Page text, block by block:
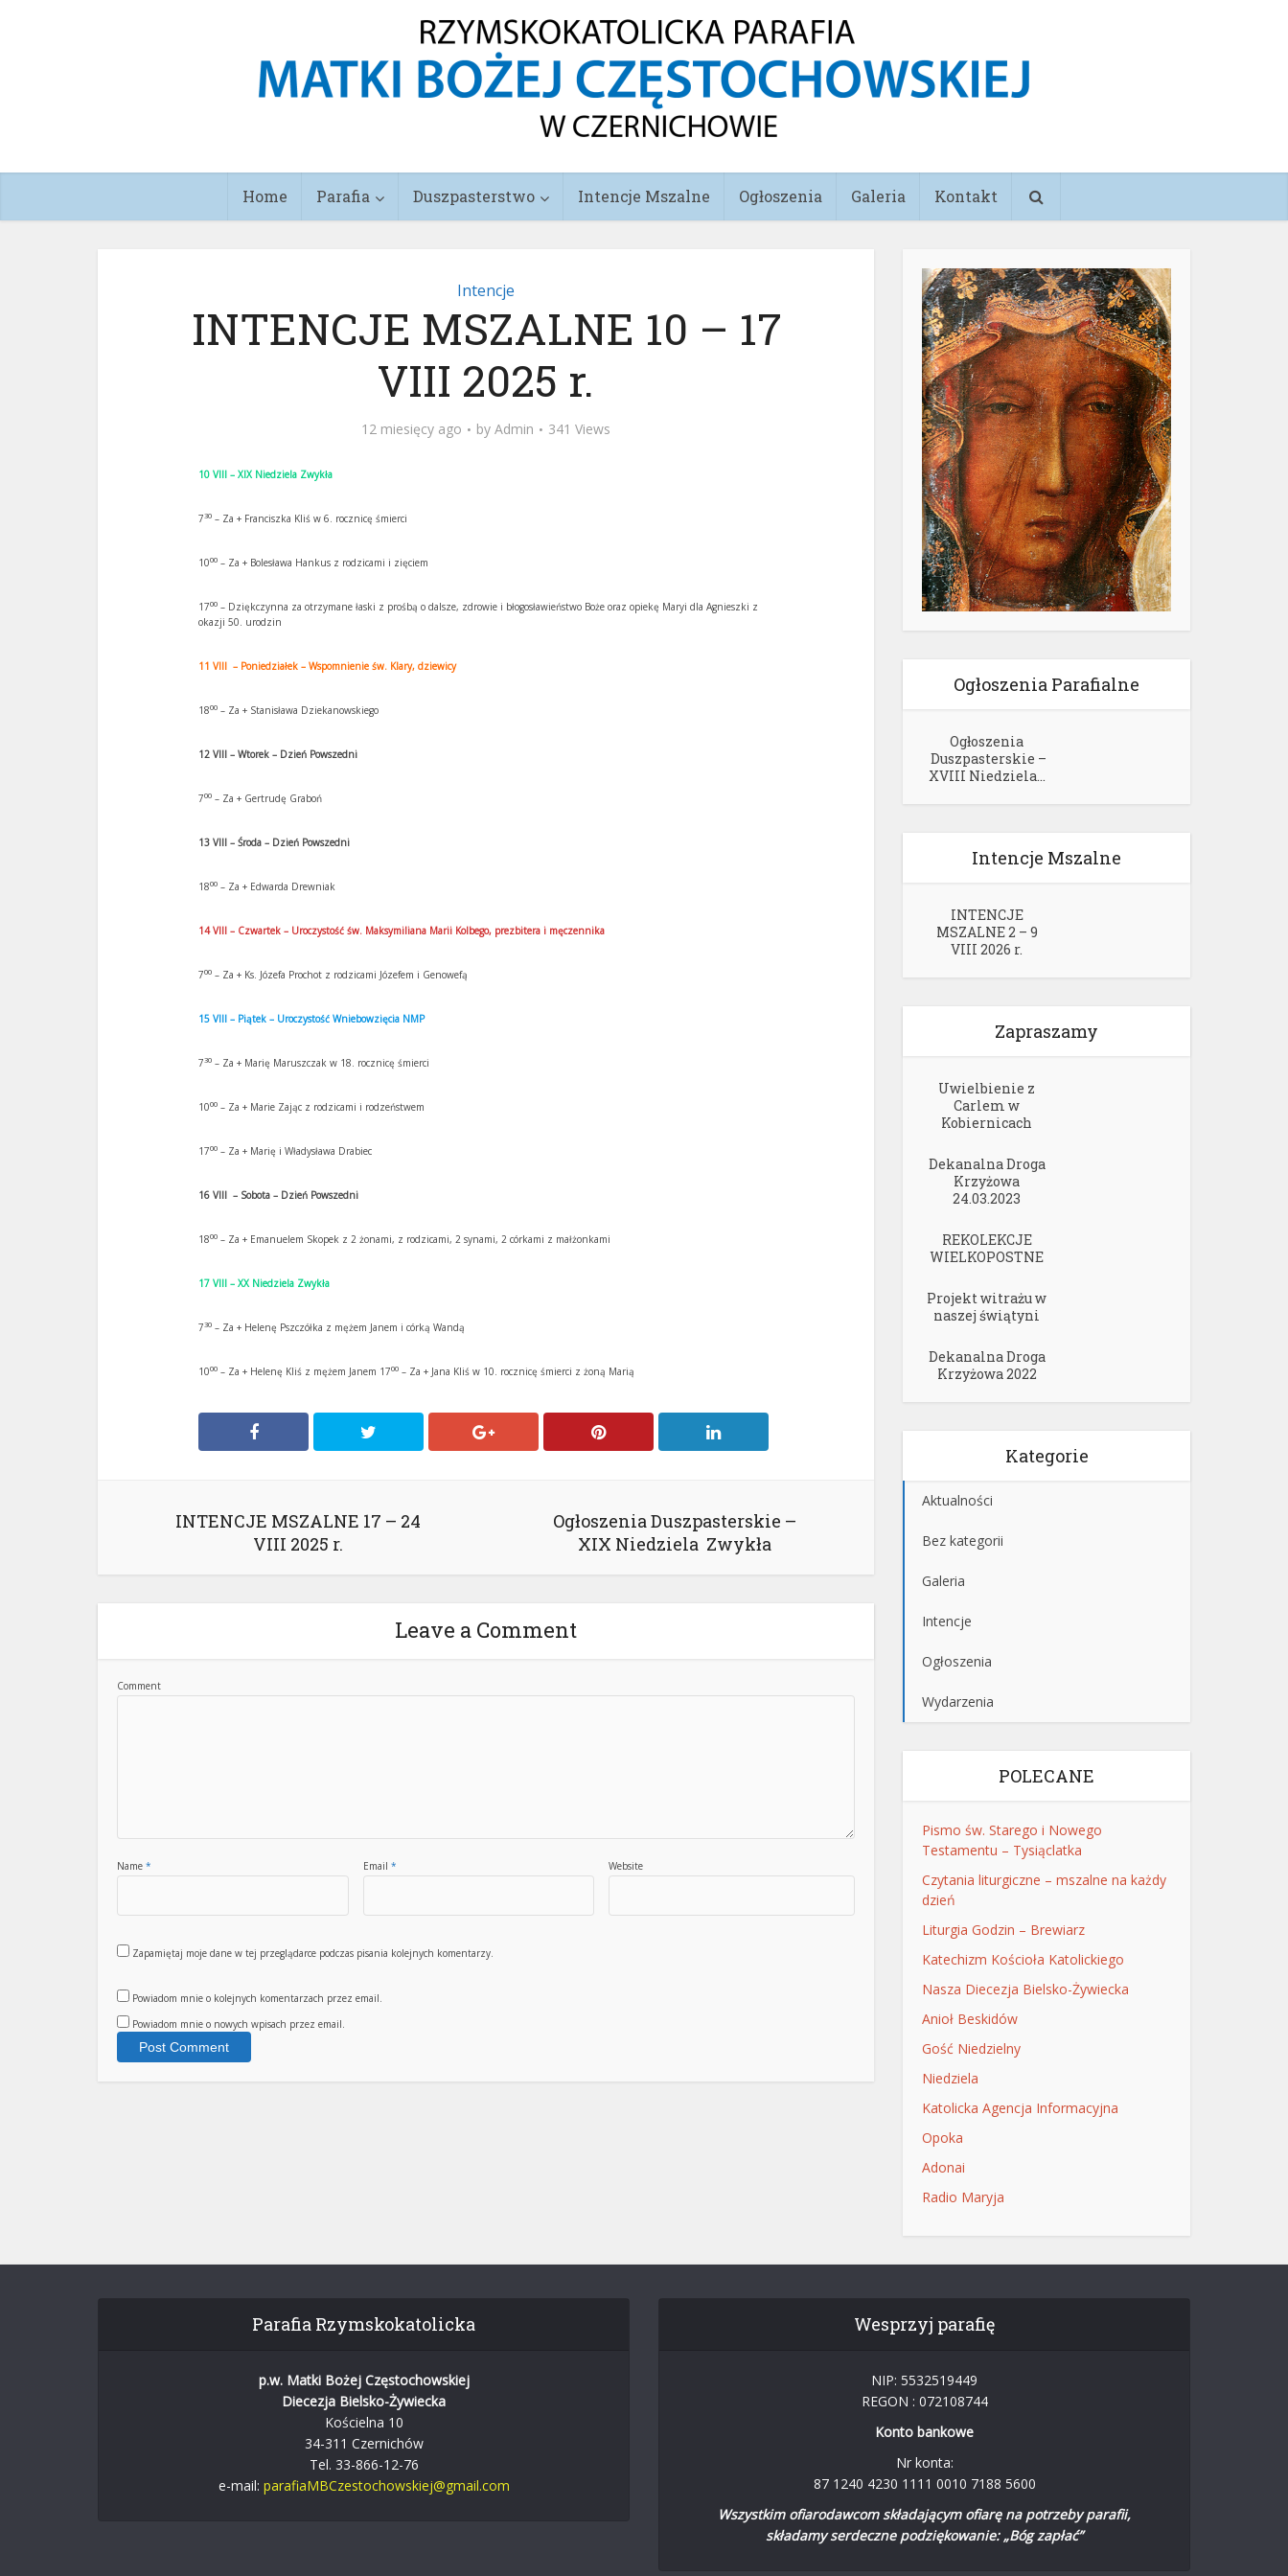
Home Parafia Duszpasterstwo Intencje Mszalne Ogłoszenia Galeria Kontakt
Intencje
INTENCJE MSZALNE 10 – 17
VIII 2025 r.
12 miesięcy ago by Admin 341 Views
10 VIII – XIX Niedziela Zwykła
730 – Za + Franciszka Kliś w 6. rocznicę śmierci
1000 – Za + Bolesława Hankus z rodzicami i zięciem
1700 – Dziękczynna za otrzymane łaski z prośbą o dalsze, zdrowie i błogosławieństwo Boże oraz opiekę Maryi dla Agnieszki z
okazji 50. urodzin
11 VIII – Poniedziałek – Wspomnienie św. Klary, dziewicy
1800 – Za + Stanisława Dziekanowskiego
12 VIII – Wtorek – Dzień Powszedni
700 – Za + Gertrudę Graboń
13 VIII – Środa – Dzień Powszedni
1800 – Za + Edwarda Drewniak
14 VIII – Czwartek – Uroczystość św. Maksymiliana Marii Kolbego, prezbitera i męczennika
700 – Za + Ks. Józefa Prochot z rodzicami Józefem i Genowefą
15 VIII – Piątek – Uroczystość Wniebowzięcia NMP
730 – Za + Marię Maruszczak w 18. rocznicę śmierci
1000 – Za + Marie Zając z rodzicami i rodzeństwem
1700 – Za + Marię i Władysława Drabiec
16 VIII – Sobota – Dzień Powszedni
1800 – Za + Emanuelem Skopek z 2 żonami, z rodzicami, 2 synami, 2 córkami z małżonkami
17 VIII – XX Niedziela Zwykła
730 – Za + Helenę Pszczółka z mężem Janem i córką Wandą
1000 – Za + Helenę Kliś z mężem Janem 1700 – Za + Jana Kliś w 10. rocznicę śmierci z żoną Marią
INTENCJE MSZALNE 17 – 24
VIII 2025 r.
Ogłoszenia Duszpasterskie –
XIX Niedziela Zwykła
Leave a Comment
Comment
Name * Email * Website
Zapamiętaj moje dane w tej przeglądarce podczas pisania kolejnych komentarzy.
Powiadom mnie o kolejnych komentarzach przez email.
Powiadom mnie o nowych wpisach przez email.
Ogłoszenia Parafialne
Ogłoszenia
Duszpasterskie –
XVIII Niedziela...
Intencje Mszalne
INTENCJE
MSZALNE 2 – 9
VIII 2026 r.
Zapraszamy
Uwielbienie z
Carlem w
Kobiernicach
Dekanalna Droga
Krzyżowa
24.03.2023
REKOLEKCJE
WIELKOPOSTNE
Projekt witrażu w
naszej świątyni
Dekanalna Droga
Krzyżowa 2022
Kategorie
Aktualności
Bez kategorii
Galeria
Intencje
Ogłoszenia
Wydarzenia
POLECANE
Pismo św. Starego i Nowego
Testamentu – Tysiąclatka
Czytania liturgiczne – mszalne na każdy
dzień
Liturgia Godzin – Brewiarz
Katechizm Kościoła Katolickiego
Nasza Diecezja Bielsko-Żywiecka
Anioł Beskidów
Gość Niedzielny
Niedziela
Katolicka Agencja Informacyjna
Opoka
Adonai
Radio Maryja
Parafia Rzymskokatolicka
p.w. Matki Bożej Częstochowskiej
Diecezja Bielsko-Żywiecka
Kościelna 10
34-311 Czernichów
Tel. 33-866-12-76
e-mail: parafiaMBCzestochowskiej@gmail.com
Wesprzyj parafię
NIP: 5532519449
REGON : 072108744
Konto bankowe
Nr konta:
87 1240 4230 1111 0010 7188 5600
Wszystkim ofiarodawcom składającym ofiarę na potrzeby parafii,
składamy serdeczne podziękowanie: „Bóg zapłać”